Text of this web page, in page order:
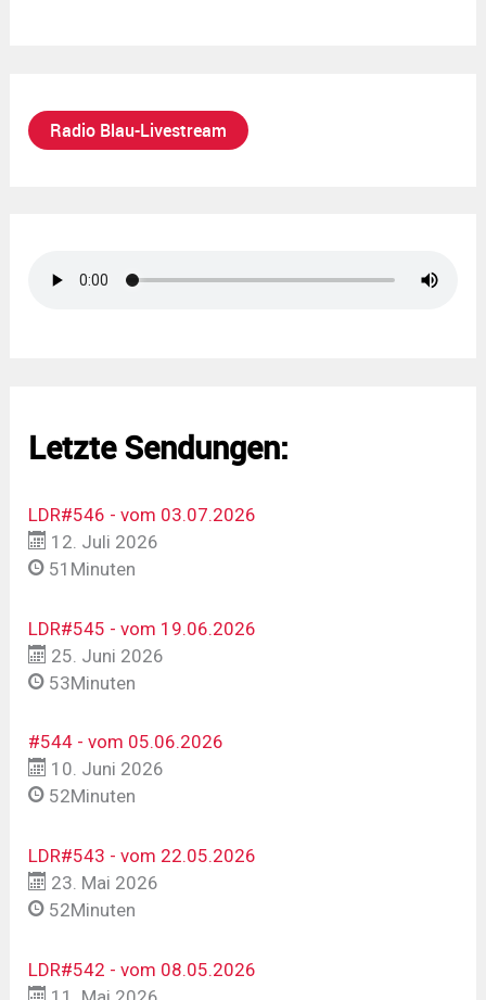
Radio Blau-Livestream
Letzte Sendungen:
LDR#546 - vom 03.07.2026
12. Juli 2026
51Minuten
LDR#545 - vom 19.06.2026
25. Juni 2026
53Minuten
#544 - vom 05.06.2026
10. Juni 2026
52Minuten
LDR#543 - vom 22.05.2026
23. Mai 2026
52Minuten
LDR#542 - vom 08.05.2026